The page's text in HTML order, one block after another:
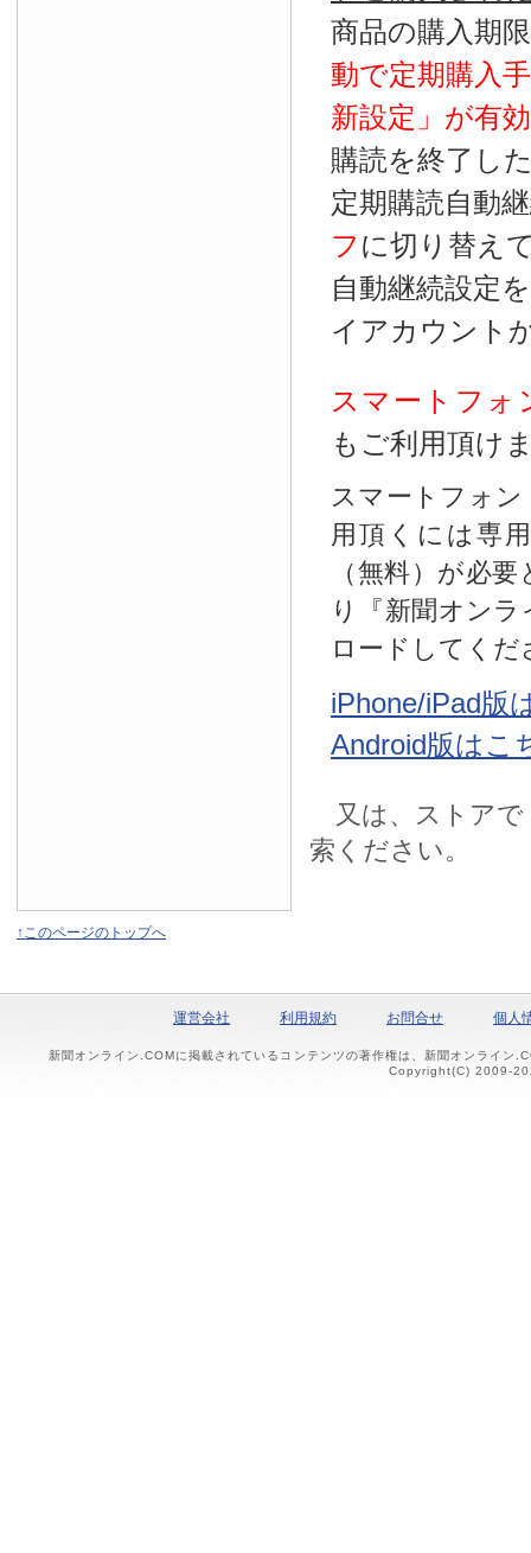
商品の購入期
動で定期購入
新設定」が有効
購読を終了し
定期購読自動
フ に切り替え
自動継続設定
イアカウント
スマートフォ
もご利用頂け
スマートフォ
用頂くには専
（無料）が必
り『新聞オン
ロードしてくだ
iPhone/iPad版
Android版はこ
又は、ストアで
索ください。
↑このページのトップへ
運営会社 利用規約 お問合せ 個人
新聞オンライン.COMに掲載されているコンテンツの著作権は、新聞オンライン
Copyright(C) 2009-